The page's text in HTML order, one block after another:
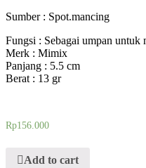
Sumber : Spot.mancing
Fungsi : Sebagai umpan untuk
Merk : Mimix
Panjang : 5.5 cm
Berat : 13 gr
Rp156.000
Add to cart